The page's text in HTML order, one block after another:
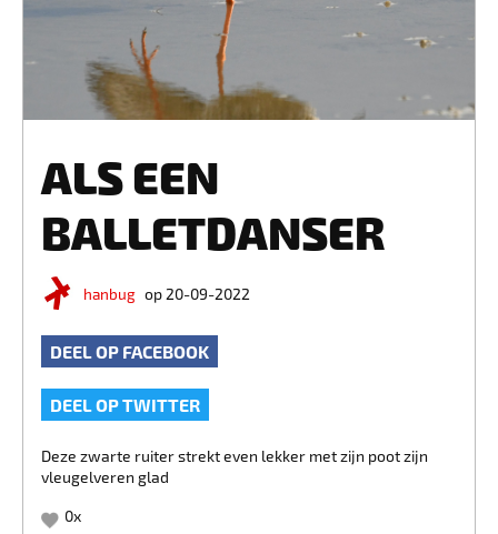
ALS EEN
BALLETDANSER
hanbug op 20-09-2022
DEEL OP FACEBOOK
DEEL OP TWITTER
Deze zwarte ruiter strekt even lekker met zijn poot zijn
vleugelveren glad
0x